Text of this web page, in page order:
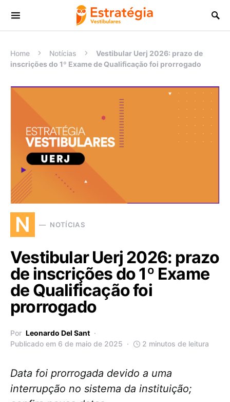
Procurar:
Home Notícias
Vestibular Uerj 2026: prazo de
inscrições do 1º Exame de Qualificação foi prorrogado
N NOTÍCIAS
Vestibular Uerj 2026: prazo
de inscrições do 1º Exame
de Qualificação foi
prorrogado
Por Leonardo Del Sant
Publicado em 6 de maio de 2025
2 minutos de leitura
Data foi prorrogada devido a uma
interrupção no sistema da instituição;